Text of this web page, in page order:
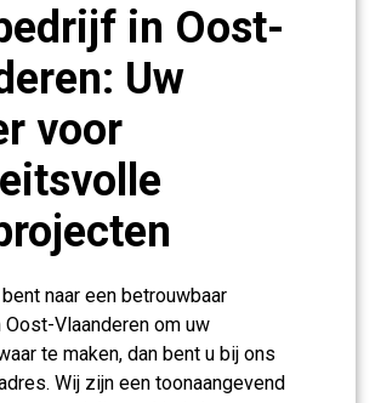
in Oost-
Uw
voor
naar een betrouwbaar
Vlaanderen om uw
te maken, dan bent u bij ons
Wij zijn een toonaangevend